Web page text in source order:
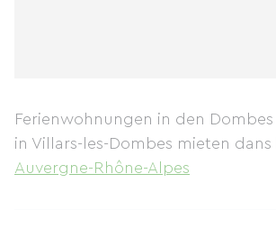
Ferienwohnungen in den Dombes
in Villars-les-Dombes mieten dans
Auvergne-Rhône-Alpes